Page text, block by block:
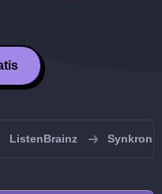
ListenBrainz